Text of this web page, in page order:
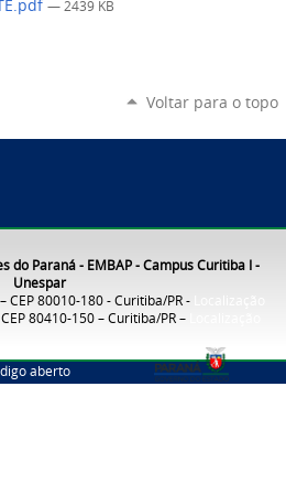
— 2439 KB
Voltar para o topo
do Paraná - EMBAP - Campus Curitiba I -
Unespar
CEP 80010-180 - Curitiba/PR -
80410-150 – Curitiba/PR –
aberto